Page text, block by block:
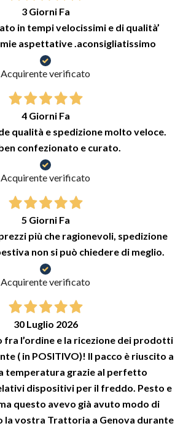
3 Giorni Fa
in tempi velocissimi e di qualità’
aspettative .aconsigliatissimo
Acquirente verificato
4 Giorni Fa
qualità e spedizione molto veloce.
confezionato e curato.
Acquirente verificato
5 Giorni Fa
più che ragionevoli, spedizione
non si può chiedere di meglio.
Acquirente verificato
30 Luglio 2026
l’ordine e la ricezione dei prodotti
( in POSITIVO)! Il pacco è riuscito a
temperatura grazie al perfetto
dispositivi per il freddo. Pesto e
questo avevo già avuto modo di
la vostra Trattoria a Genova durante